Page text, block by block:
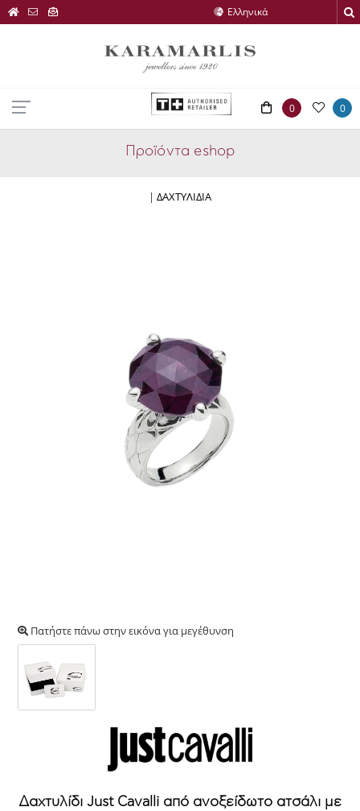
0 0
Προϊόντα eshop
| ΔΑΧΤΥΛΙΔΙΑ
Πατήστε πάνω στην εικόνα για μεγέθυνση
Δαχτυλίδι Just Cavalli από ανοξείδωτο ατσάλι με